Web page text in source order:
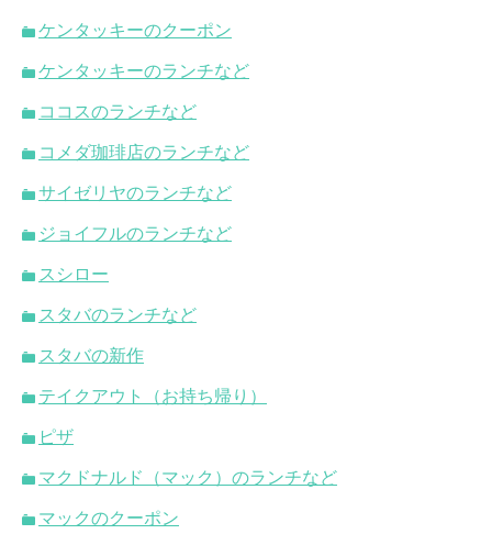
ケンタッキーのクーポン
ケンタッキーのランチなど
ココスのランチなど
コメダ珈琲店のランチなど
サイゼリヤのランチなど
ジョイフルのランチなど
スシロー
スタバのランチなど
スタバの新作
テイクアウト（お持ち帰り）
ピザ
マクドナルド（マック）のランチなど
マックのクーポン